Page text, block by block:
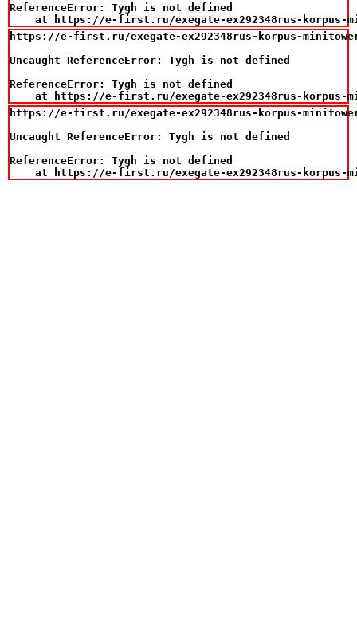
ReferenceError: Tygh is not defined
at https://e-first.ru/exegate-ex292348rus-
https://e-first.ru/exegate-ex292348rus-korpus-minitower-
Uncaught ReferenceError: Tygh is not defined
ReferenceError: Tygh is not defined
at https://e-first.ru/exegate-ex292348rus-
https://e-first.ru/exegate-ex292348rus-korpus-minitower-
Uncaught ReferenceError: Tygh is not defined
ReferenceError: Tygh is not defined
at https://e-first.ru/exegate-ex292348rus-